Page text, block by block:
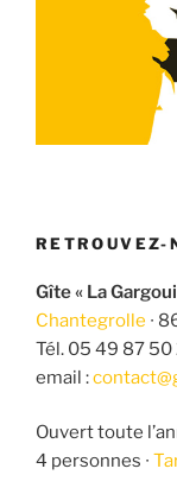
RETROUVEZ-
Gîte « La
Chantegrolle ∙
Tél. 05 49 87 50
email :
Ouvert toute
4 personnes ∙